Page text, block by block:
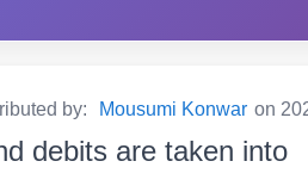
by: Mousumi Konwar on
debits are taken into